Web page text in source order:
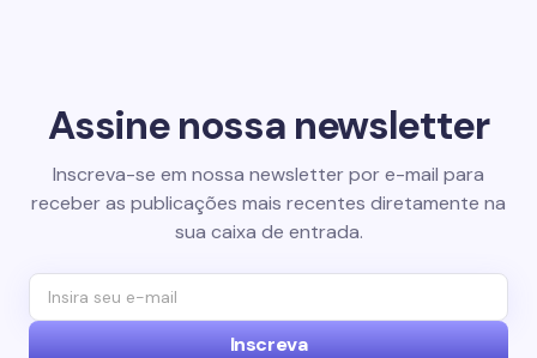
Assine nossa newsletter
Inscreva-se em nossa newsletter por e-mail para
receber as publicações mais recentes diretamente na
sua caixa de entrada.
Inscreva